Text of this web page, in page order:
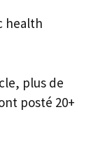
health
plus de
posté 20+